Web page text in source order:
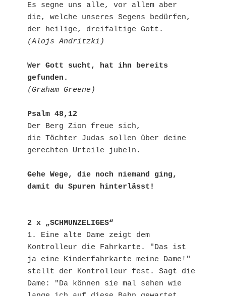
Es segne uns alle, vor allem aber
die, welche unseres Segens bedürfen,
(Alojs Andritzki)
Wer Gott sucht, hat ihn bereits
gefunden.
(Graham Greene)
Psalm 48,12
Der Berg Zion freue sich,
die Töchter Judas sollen über deine
gerechten Urteile jubeln.
Gehe Wege, die noch niemand ging,
damit du Spuren hinterlässt!
2 x „SCHMUNZELIGES“
1. Eine alte Dame zeigt dem
Kontrolleur die Fahrkarte. "Das ist
ja eine Kinderfahrkarte meine Dame!"
stellt der Kontrolleur fest. Sagt die
Dame: "Da können sie mal sehen wie